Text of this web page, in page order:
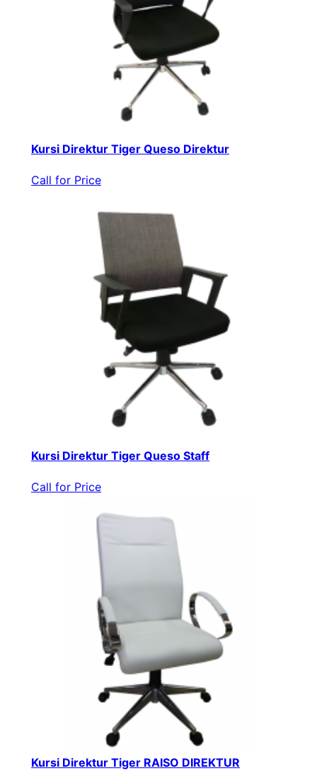
Kursi Direktur Tiger Queso Direktur
Call for Price
Kursi Direktur Tiger Queso Staff
Call for Price
Kursi Direktur Tiger RAISO DIREKTUR